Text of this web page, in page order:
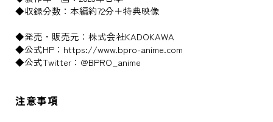
◆収録分数：本編約72分＋特典映像
◆発売・販売元：株式会社KADOKAWA
◆公式HP：https://www.bpro-anime.com
◆公式Twitter：@BPRO_anime
注意事項